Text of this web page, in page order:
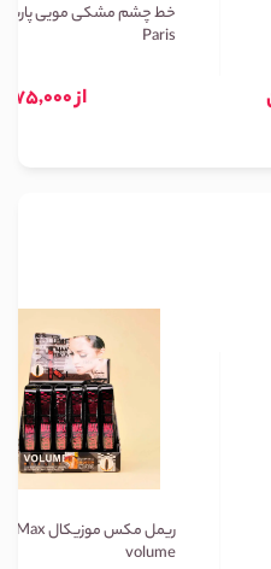
خط چشم مشکی مویی
Paris
از 75,000 تومان
ریمل مکس موزیکال Max
volume